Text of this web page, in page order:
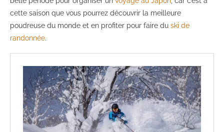
cette saison que vous pourrez découvrir la meilleure
poudreuse du monde et en profiter pour faire du ski de
randonnée.